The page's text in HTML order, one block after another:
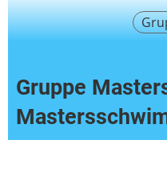
Gruppe